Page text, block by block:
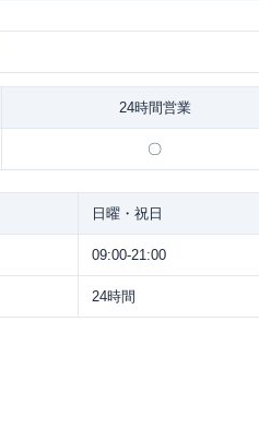
24時間営業
〇
日曜・祝日
09:00-21:00
24時間